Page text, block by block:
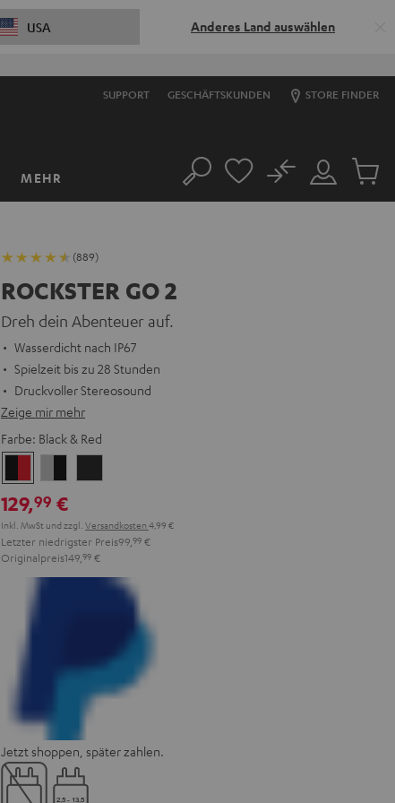
USA Anderes Land auswählen
SUPPORT GESCHÄFTSKUNDEN STORE FINDER
MEHR Suche
Mein
Konto
No
Artikel
(889)
ROCKSTER GO 2
Dreh dein Abenteuer auf.
Wasserdicht nach IP67
Spielzeit bis zu 28 Stunden
Druckvoller Stereosound
Zeige mir mehr
Farbe: Black & Red
&
Red
Black
129,99 €
Inkl. MwSt und zzgl. Versandkosten 4,99 €
Letzter niedrigster Preis99, 99 €
Originalpreis149, 99 €
Jetzt shoppen, später zahlen.